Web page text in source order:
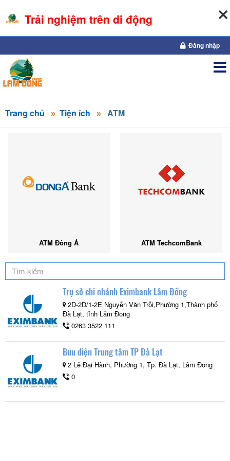
07-08-2026, 08:01:19
Đăng nhập
Trang chủ Tiện ích ATM
ATM Đông Á ATM TechcomBank
Trụ sở chi nhánh Eximbank Lâm Đồng
2D-2D/1-2E Nguyễn Văn Trỗi,Phường 1,Thành phố
Đà Lạt, tỉnh Lâm Đồng
0263 3522 111
Bưu điện Trung tâm TP Đà Lạt
2 Lê Đại Hành, Phường 1, Tp. Đà Lạt, Lâm Đồng
0
Trải nghiệm trên di động